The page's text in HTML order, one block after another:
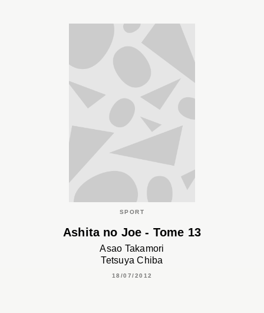
SPORT
Ashita no Joe - Tome 13
Asao Takamori
Tetsuya Chiba
18/07/2012